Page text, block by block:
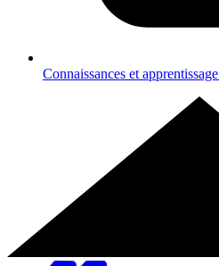
Connaissances et apprentissage